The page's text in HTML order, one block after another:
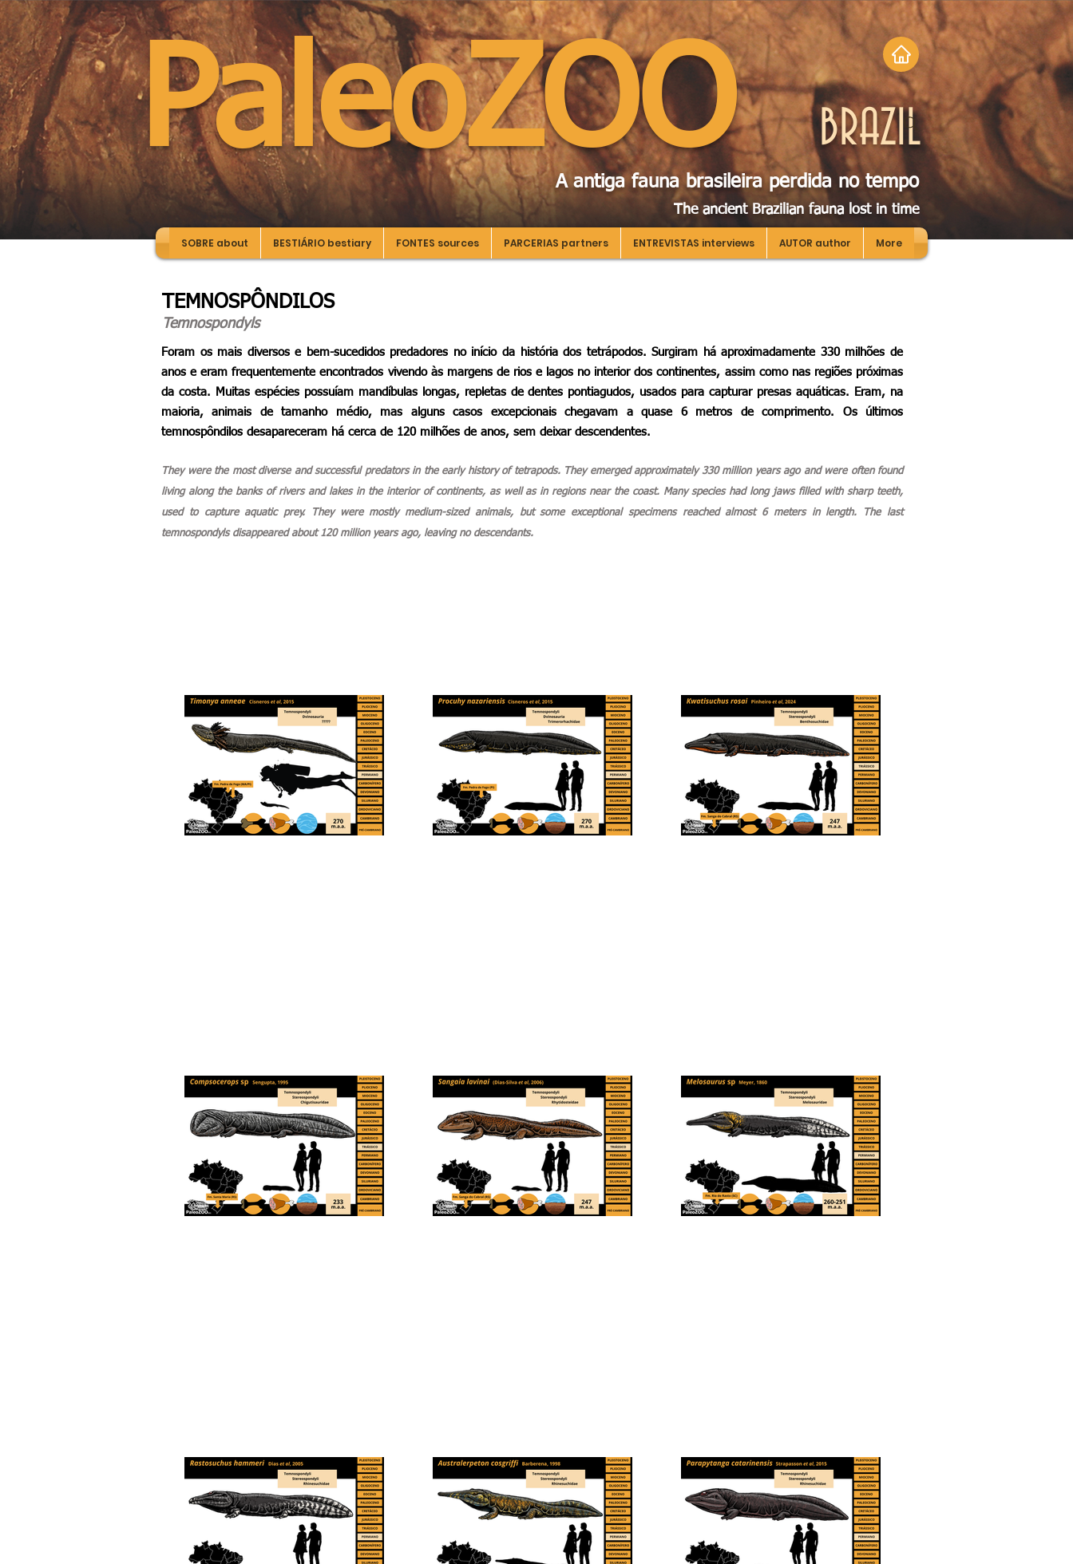
A antiga fauna brasileira perdida no tempo
The ancient Brazilian fauna lost in time
BRAZIL
PaleoZOO
SOBRE about BESTIÁRIO bestiary FONTES sources PARCERIAS partners ENTREVISTAS interviews AUTOR author More
TEMNOSPÔNDILOS
Temnospondyls
Foram os mais diversos e bem-sucedidos predadores no início da história dos tetrápodos. Surgiram há aproximadamente 330 milhões de
anos e eram frequentemente encontrados vivendo às margens de rios e lagos no interior dos continentes, assim como nas regiões próximas
da costa. Muitas espécies possuíam mandíbulas longas, repletas de dentes pontiagudos, usados para capturar presas aquáticas. Eram, na
maioria, animais de tamanho médio, mas alguns casos excepcionais chegavam a quase 6 metros de comprimento. Os últimos
temnospôndilos desapareceram há cerca de 120 milhões de anos, sem deixar descendentes.
They were the most diverse and successful predators in the early history of tetrapods. They emerged approximately 330 million years ago and were often found
living along the banks of rivers and lakes in the interior of continents, as well as in regions near the coast. Many species had long jaws filled with sharp teeth,
used to capture aquatic prey. They were mostly medium-sized animals, but some exceptional specimens reached almost 6 meters in length. The last
temnospondyls disappeared about 120 million years ago, leaving no descendants.